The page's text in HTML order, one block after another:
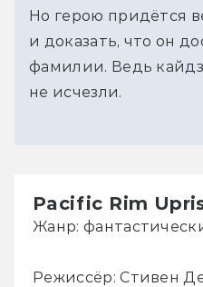
Но герою придётся
и доказать, что он
фамилии. Ведь
не исчезли.
Pacific Rim
Жанр:
Режиссёр: Стивен